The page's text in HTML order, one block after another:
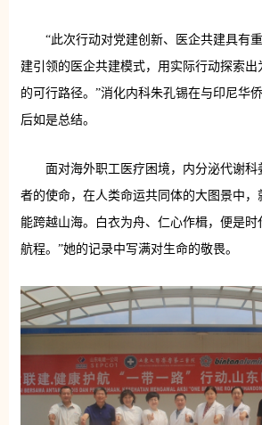
“此次行动对党建创新、医企共建具有
建引领的医企共建模式，用实际行动探索
的可行路径。”消化内科朱孔锡在与印尼华
后如是总结。
面对海外职工医疗困境，内分泌代谢科
者的使命，在人类命运共同体的大图景中，
能跨越山海。白衣为舟、仁心作楫，便是时
航程。”她的记录中写满对生命的敬畏。